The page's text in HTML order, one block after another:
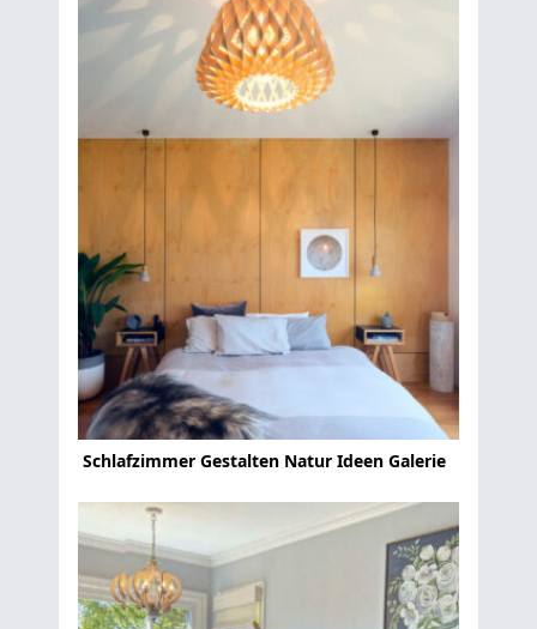
Schlafzimmer Gestalten Natur Ideen Galerie